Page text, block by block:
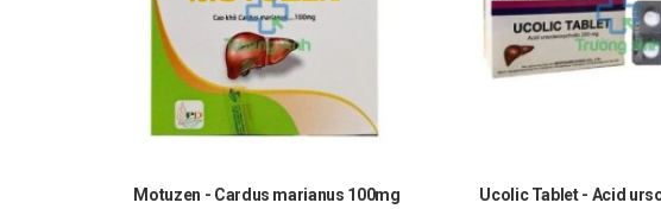
Motuzen - Cardus marianus 100mg
Ucolic Tablet - Acid